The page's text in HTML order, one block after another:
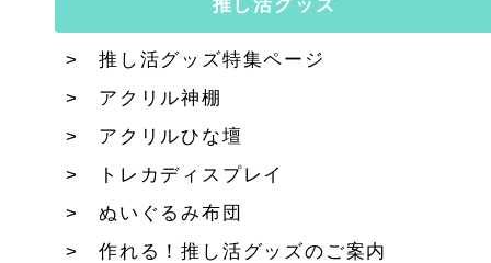
推し活グッズ
推し活グッズ特集ページ
アクリル神棚
アクリルひな壇
トレカディスプレイ
ぬいぐるみ布団
作れる！推し活グッズのご案内